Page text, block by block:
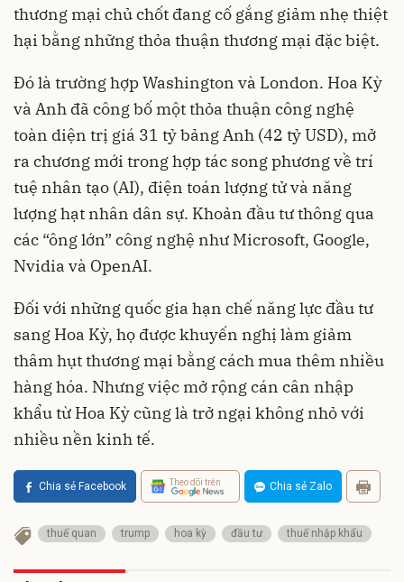
thương mại chủ chốt đang cố gắng giảm nhẹ thiệt
hại bằng những thỏa thuận thương mại đặc biệt.
Đó là trường hợp Washington và London. Hoa Kỳ
và Anh đã công bố một thỏa thuận công nghệ
toàn diện trị giá 31 tỷ bảng Anh (42 tỷ USD), mở
ra chương mới trong hợp tác song phương về trí
tuệ nhân tạo (AI), điện toán lượng tử và năng
lượng hạt nhân dân sự. Khoản đầu tư thông qua
các “ông lớn” công nghệ như Microsoft, Google,
Nvidia và OpenAI.
Đối với những quốc gia hạn chế năng lực đầu tư
sang Hoa Kỳ, họ được khuyến nghị làm giảm
thâm hụt thương mại bằng cách mua thêm nhiều
hàng hóa. Nhưng việc mở rộng cán cân nhập
khẩu từ Hoa Kỳ cũng là trở ngại không nhỏ với
nhiều nền kinh tế.
Chia sẻ Facebook Theo dõi trên Chia sẻ Zalo
thuế quan trump hoa kỳ đầu tư thuế nhập khẩu